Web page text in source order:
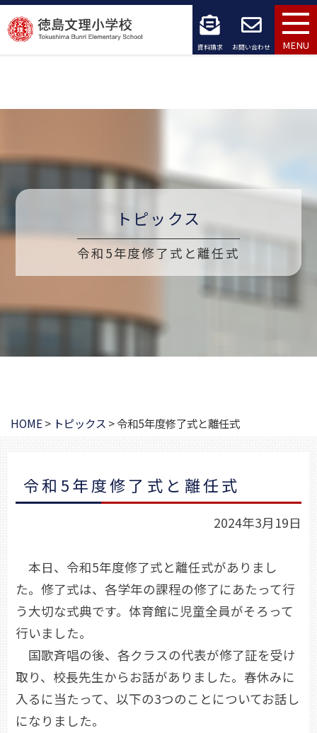
コ
ン
へ
ッ
資料請求 お問い合わせ MENU
トピックス
令和5年度修了式と離任式
HOME> トピックス >令和5年度修了式と離任式
令和5年度修了式と離任式
2024年3月19日
本日、令和5年度修了式と離任式がありまし
た。修了式は、各学年の課程の修了にあたって行
う大切な式典です。体育館に児童全員がそろって
行いました。
国歌斉唱の後、各クラスの代表が修了証を受け
取り、校長先生からお話がありました。春休みに
入るに当たって、以下の3つのことについてお話し
になりました。